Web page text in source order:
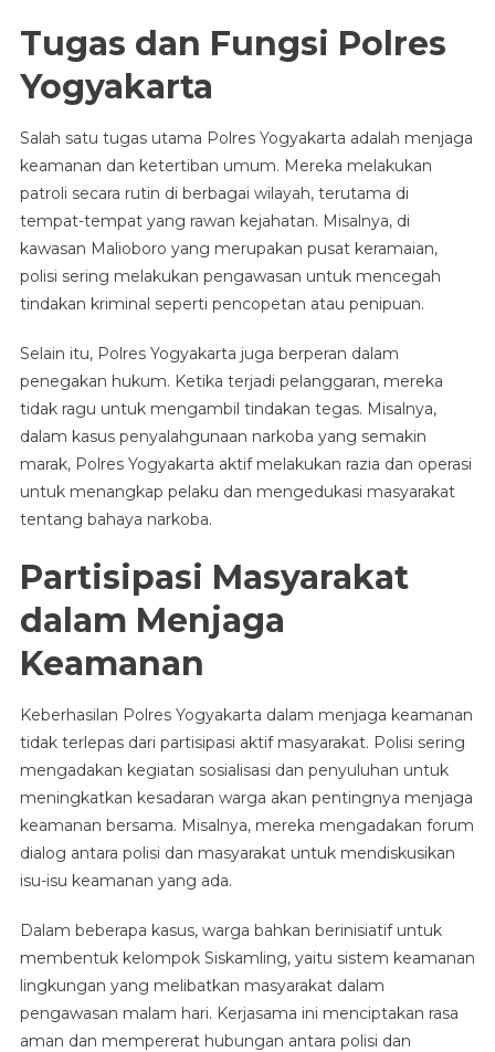
Tugas dan Fungsi Polres
Yogyakarta
Salah satu tugas utama Polres Yogyakarta adalah menjaga
keamanan dan ketertiban umum. Mereka melakukan
patroli secara rutin di berbagai wilayah, terutama di
tempat-tempat yang rawan kejahatan. Misalnya, di
kawasan Malioboro yang merupakan pusat keramaian,
polisi sering melakukan pengawasan untuk mencegah
tindakan kriminal seperti pencopetan atau penipuan.
Selain itu, Polres Yogyakarta juga berperan dalam
penegakan hukum. Ketika terjadi pelanggaran, mereka
tidak ragu untuk mengambil tindakan tegas. Misalnya,
dalam kasus penyalahgunaan narkoba yang semakin
marak, Polres Yogyakarta aktif melakukan razia dan operasi
untuk menangkap pelaku dan mengedukasi masyarakat
tentang bahaya narkoba.
Partisipasi Masyarakat
dalam Menjaga
Keamanan
Keberhasilan Polres Yogyakarta dalam menjaga keamanan
tidak terlepas dari partisipasi aktif masyarakat. Polisi sering
mengadakan kegiatan sosialisasi dan penyuluhan untuk
meningkatkan kesadaran warga akan pentingnya menjaga
keamanan bersama. Misalnya, mereka mengadakan forum
dialog antara polisi dan masyarakat untuk mendiskusikan
isu-isu keamanan yang ada.
Dalam beberapa kasus, warga bahkan berinisiatif untuk
membentuk kelompok Siskamling, yaitu sistem keamanan
lingkungan yang melibatkan masyarakat dalam
pengawasan malam hari. Kerjasama ini menciptakan rasa
aman dan mempererat hubungan antara polisi dan